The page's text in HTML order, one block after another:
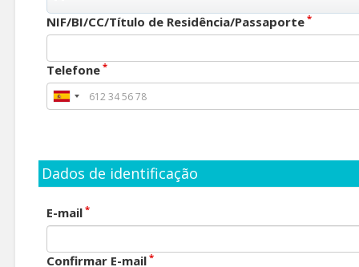
NIF/BI/CC/Título de Residência/Passaporte *
Telefone *
Dados de identificação
E-mail *
Confirmar E-mail *